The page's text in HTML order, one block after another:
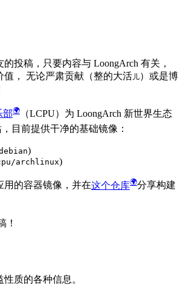
投稿，只要内容与 LoongArch 有关，
值， 无论严肃贡献（整的大活 儿）或是博
部
（LCPU）为 LoongArch 新世界生态
目前提供干净的基础镜像：
)
archlinux)
用的容器镜像，并在这个仓库
分享构建
！
质的各种信息。